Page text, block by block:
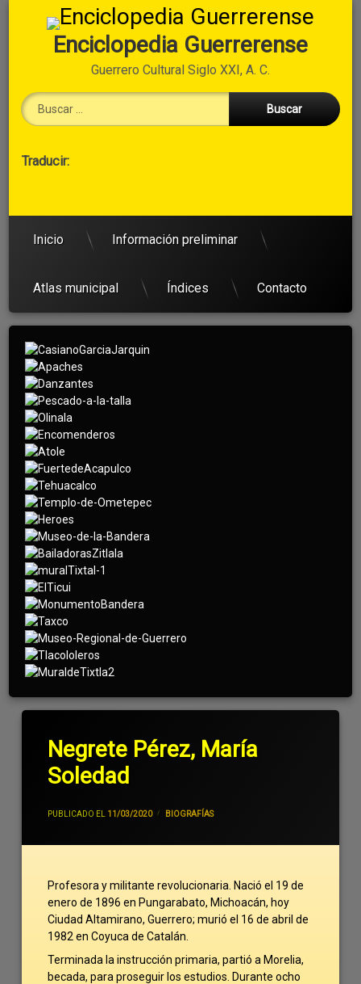
contenidoEnciclopedia Guerrerense
Guerrero Cultural Siglo XXI, A. C.
Cabecera
Traducir:
Inicio Información preliminar
Atlas municipal Índices Contacto
Arriba
Negrete Pérez, María
Soledad
PUBLICADO EL 11/03/2020
JIVANCM
CATEGORÍAS:
BIOGRAFÍAS
Profesora y militante revolucionaria. Nació el 19 de
enero de 1896 en Pungarabato, Michoacán, hoy
Ciudad Altamirano, Guerrero; murió el 16 de abril de
1982 en Coyuca de Catalán.
Terminada la instrucción primaria, partió a Morelia,
becada, para proseguir los estudios. Durante ocho